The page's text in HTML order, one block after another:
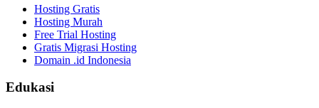
Hosting Gratis
Hosting Murah
Free Trial Hosting
Gratis Migrasi Hosting
Domain .id Indonesia
Edukasi